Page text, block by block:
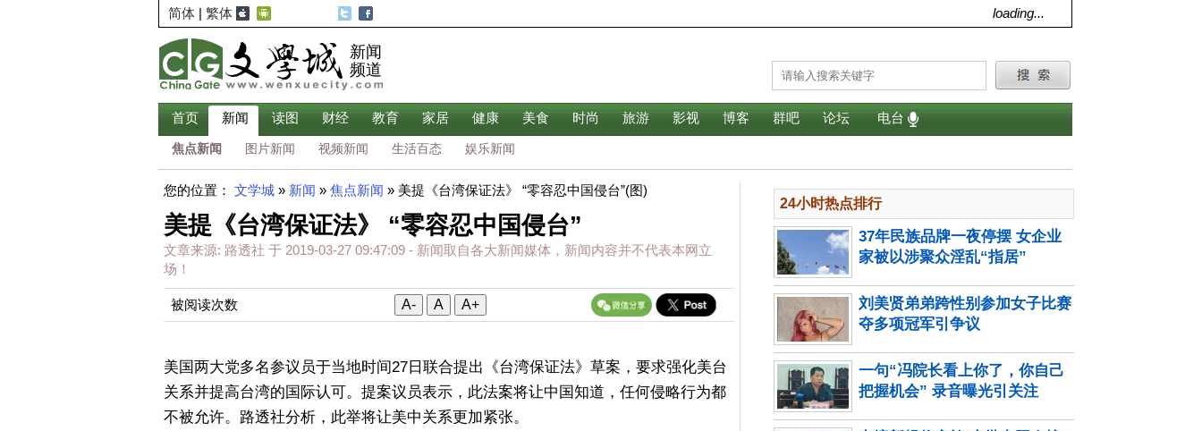
简体 | 繁体 loading...
新闻
频道
首页 新闻 读图 财经 教育 家居 健康 美食 时尚 旅游 影视 博客 群吧 论坛 电台
焦点新闻 图片新闻 视频新闻 生活百态 娱乐新闻
您的位置： 文学城 » 新闻 » 焦点新闻 » 美提《台湾保证法》 “零容忍中国侵台”(图)
美提《台湾保证法》 “零容忍中国侵台”
文章来源: 路透社 于 2019-03-27 09:47:09 - 新闻取自各大新闻媒体，新闻内容并不代表本网立
场！
被阅读次数 A- A A+
美国两大党多名参议员于当地时间27日联合提出《台湾保证法》草案，要求强化美台
关系并提高台湾的国际认可。提案议员表示，此法案将让中国知道，任何侵略行为都
不被允许。路透社分析，此举将让美中关系更加紧张。
24小时热点排行
37年民族品牌一夜停摆 女企业
家被以涉聚众淫乱“指居”
刘美贤弟弟跨性别参加女子比赛
夺多项冠军引争议
一句“冯院长看上你了，你自己
把握机会” 录音曝光引关注